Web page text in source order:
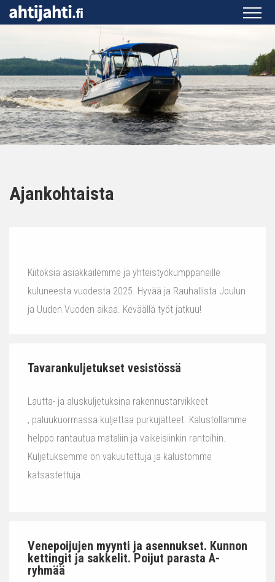
Ajankohtaista
Kiitoksia asiakkailemme ja yhteistyökumppaneille
kuluneesta vuodesta 2025. Hyvää ja Rauhallista Joulun
ja Uuden Vuoden aikaa. Keväällä työt jatkuu!
Tavarankuljetukset vesistössä
Lautta- ja aluskuljetuksina rakennustarvikkeet
, paluukuormassa kuljettaa purkujätteet. Kalustollamme
helppo rantautua mataliin ja vaikeisiinkin rantoihin.
Kuljetuksemme on vakuutettuja ja kalustomme
katsastettuja.
Venepoijujen myynti ja asennukset. Kunnon
kettingit ja sakkelit. Poijut parasta A-
ryhmää